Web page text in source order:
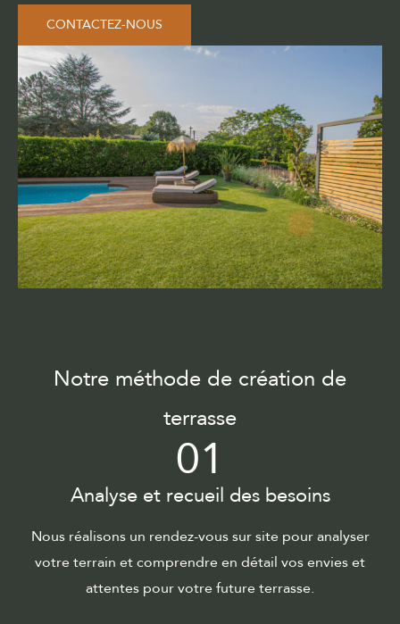
CONTACTEZ-NOUS
Notre méthode de création de
terrasse
01
Analyse et recueil des besoins
Nous réalisons un rendez-vous sur site pour analyser
votre terrain et comprendre en détail vos envies et
attentes pour votre future terrasse.